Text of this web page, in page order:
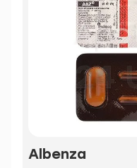
Albenza